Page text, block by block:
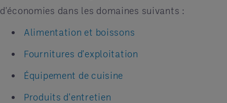
d'économies dans les domaines suivants :
Alimentation et boissons
Fournitures d'exploitation
Équipement de cuisine
Produits d'entretien